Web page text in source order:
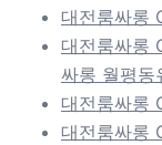
대전룸싸롱
대전룸싸롱
싸롱 월평동
대전룸싸롱
대전룸싸롱